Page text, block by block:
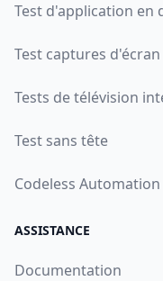
Test d'application en
Test captures d'écran
Tests de télévision
Test sans tête
Codeless Automation
ASSISTANCE
Documentation